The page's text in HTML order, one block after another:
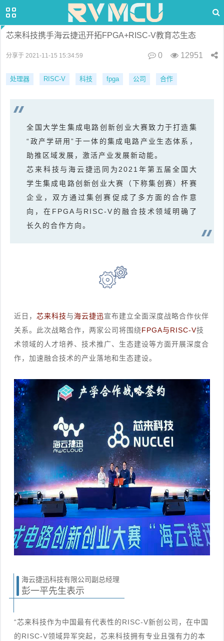
芯来科技携手海云捷迅开拓FPGA+RISC-V教育芯生态
分享于 2021-11-15 15:34:59 0 12951
处理器 RISC-V 科技 fpga 公司 合作
全国大学生集成电路创新创业大赛致力于打造集
“政产学研用”于一体的集成电路产业生态体系，
助推区域发展，激活产业发展新动能。
芯来科技与海云捷迅 同为2021年第五届全国大
学生集成电路创新创业大赛（下称集创赛）杯赛
企业，双方通过集创赛促成了多方面的合作意
向，在FPGA与RISC-V的融合技术领域明确了
长久的合作方向。
近日， 芯来科技与海云捷迅宣布建立全面深度战略合作伙伴
关系。此次战略合作，两家公司将围绕FPGA与RISC-V技
术领域的人才培养、技术推广、生态建设等方面开展深度合
作，加速融合技术的产业落地和生态建设。
海云捷迅科技有限公司副总经理
彭一平先生表示
“芯来科技作为中国最有代表性的RISC-V新创公司，在中国
的RISC-V领域异军突起，芯来科技拥有专业且强有力的本